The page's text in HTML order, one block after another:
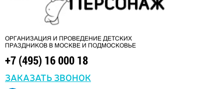
ОРГАНИЗАЦИЯ И ПРОВЕДЕНИЕ ДЕТСКИХ
ПРАЗДНИКОВ В МОСКВЕ И ПОДМОСКОВЬЕ
+7 (495) 16 000 18
ЗАКАЗАТЬ ЗВОНОК